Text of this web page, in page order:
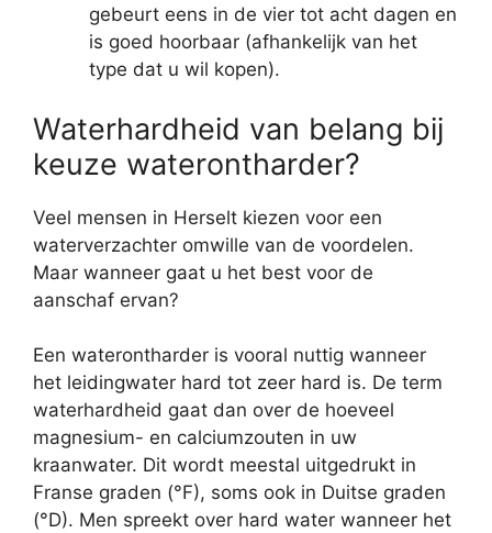
gebeurt eens in de vier tot acht dagen en
is goed hoorbaar (afhankelijk van het
type dat u wil kopen).
Waterhardheid van belang bij
keuze waterontharder?
Veel mensen in Herselt kiezen voor een
waterverzachter omwille van de voordelen.
Maar wanneer gaat u het best voor de
aanschaf ervan?
Een waterontharder is vooral nuttig wanneer
het leidingwater hard tot zeer hard is. De term
waterhardheid gaat dan over de hoeveel
magnesium- en calciumzouten in uw
kraanwater. Dit wordt meestal uitgedrukt in
Franse graden (°F), soms ook in Duitse graden
(°D). Men spreekt over hard water wanneer het